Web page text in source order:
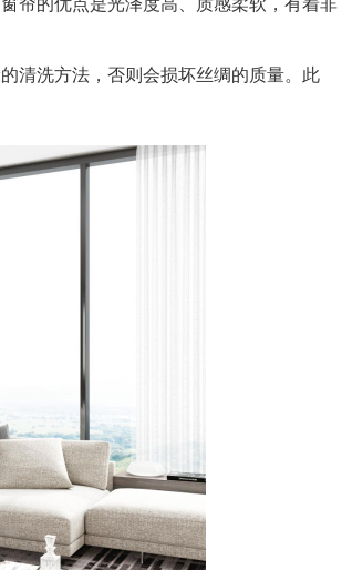
的优点是光泽度高、质感柔软，有着非
洗方法，否则会损坏丝绸的质量。此